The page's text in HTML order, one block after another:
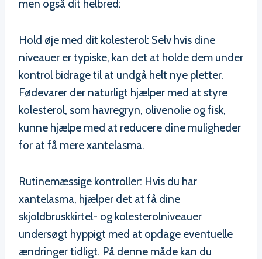
men også dit helbred:
Hold øje med dit kolesterol: Selv hvis dine
niveauer er typiske, kan det at holde dem under
kontrol bidrage til at undgå helt nye pletter.
Fødevarer der naturligt hjælper med at styre
kolesterol, som havregryn, olivenolie og fisk,
kunne hjælpe med at reducere dine muligheder
for at få mere xantelasma.
Rutinemæssige kontroller: Hvis du har
xantelasma, hjælper det at få dine
skjoldbruskkirtel- og kolesterolniveauer
undersøgt hyppigt med at opdage eventuelle
ændringer tidligt. På denne måde kan du